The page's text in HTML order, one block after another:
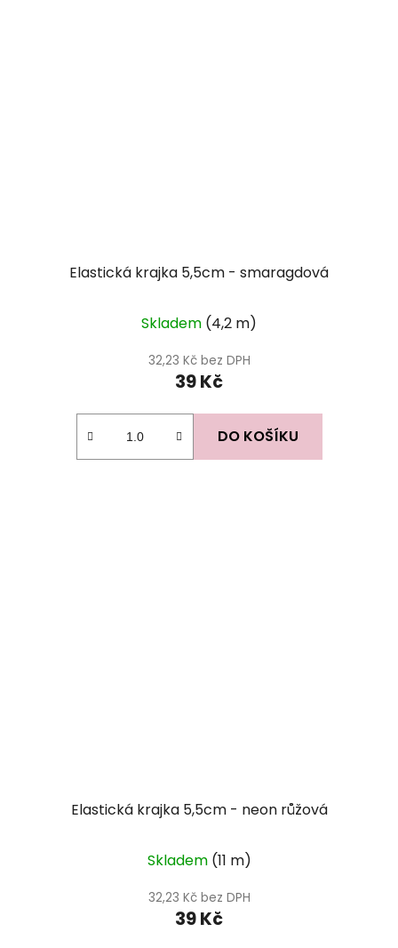
Elastická krajka 5,5cm - smaragdová
Skladem (4,2 m)
32,23 Kč bez DPH
39 Kč
DO KOŠÍKU
Elastická krajka 5,5cm - neon růžová
Skladem (11 m)
32,23 Kč bez DPH
39 Kč